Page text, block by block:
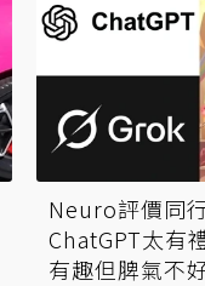
Neuro評價同
ChatGPT太有
有趣但脾氣不